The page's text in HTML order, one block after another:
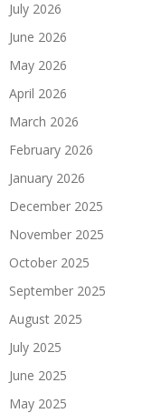
July 2026
June 2026
May 2026
April 2026
March 2026
February 2026
January 2026
December 2025
November 2025
October 2025
September 2025
August 2025
July 2025
June 2025
May 2025